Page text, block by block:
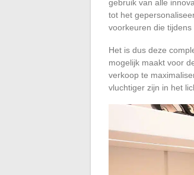
gebruik van alle
tot het
voorkeuren die tijdens
Het is dus deze
mogelijk maakt voor
verkoop te
vluchtiger zijn in het